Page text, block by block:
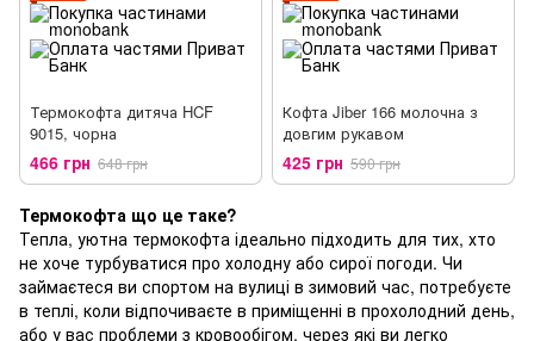
Термокофта дитяча HCF
9015, чорна
466 грн 648 грн
Кофта Jiber 166 молочна з
довгим рукавом
425 грн 590 грн
Термокофта що це таке?
Тепла, уютна термокофта ідеально підходить для тих, хто
не хоче турбуватися про холодну або сирої погоди. Чи
займаєтеся ви спортом на вулиці в зимовий час, потребуєте
в теплі, коли відпочиваєте в приміщенні в прохолодний день,
або у вас проблеми з кровообігом, через які ви легко